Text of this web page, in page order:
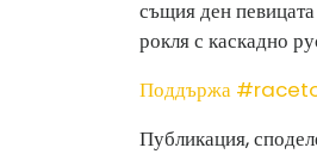
същия ден
рокля с каскадно
Поддържа
Публикация,